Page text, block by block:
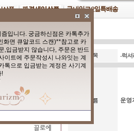
제목 -럭셔
이름 운영